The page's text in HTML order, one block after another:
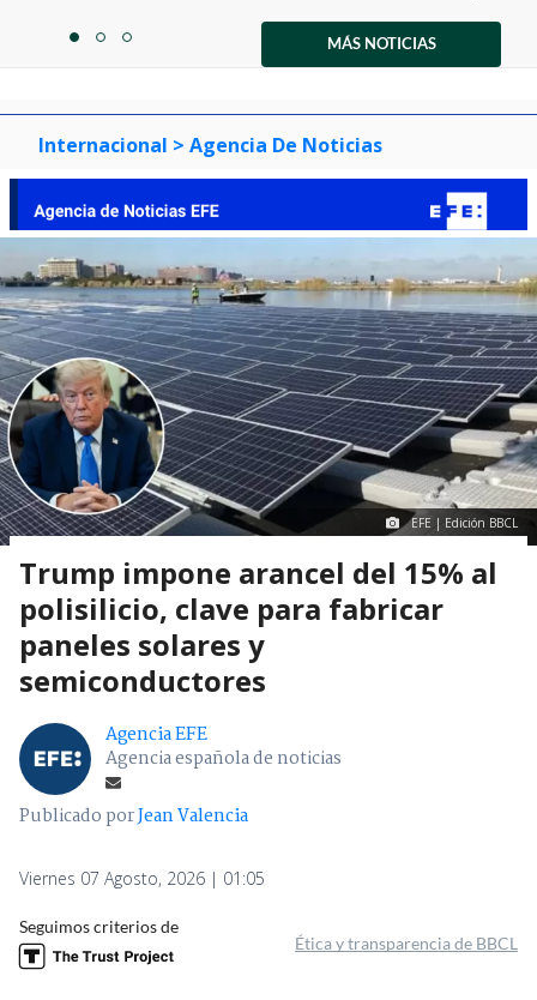
itemitemitem
MÁS NOTICIAS
Internacional > Agencia De Noticias
EFE | Edición BBCL
Trump impone arancel del 15% al
polisilicio, clave para fabricar
paneles solares y
semiconductores
Agencia EFE
Agencia española de noticias
Publicado porJean Valencia
Viernes 07 Agosto, 2026 | 01:05
Seguimos criterios de
Ética y transparencia de BBCL